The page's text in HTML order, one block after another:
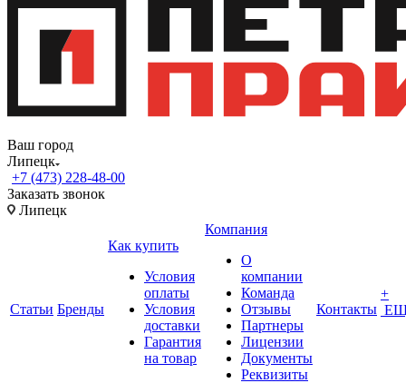
Ваш город
Липецк
+7 (473) 228-48-00
Заказать звонок
Липецк
Статьи Бренды
Как купить
Условия
оплаты
Условия
доставки
Гарантия
на товар
Компания
О
компании
Команда
Отзывы
Партнеры
Лицензии
Документы
Реквизиты
Контакты
+